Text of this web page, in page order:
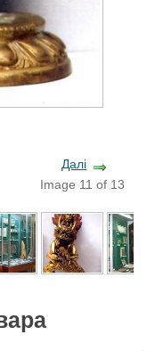
Далі
Image 11 of 13